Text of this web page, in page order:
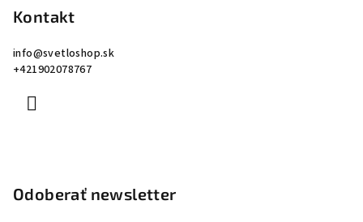
Kontakt
info@svetloshop.sk
+421902078767
Odoberať newsletter